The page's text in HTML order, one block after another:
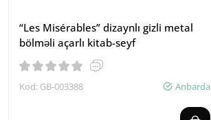
“Les Misérables” dizaynlı gizli metal
bölməli açarlı kitab-seyf
Kod: GB-003388 Anbarda